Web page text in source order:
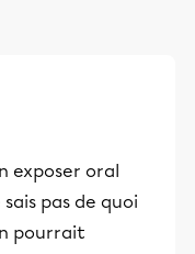
exposer oral
pas de quoi
pourrait